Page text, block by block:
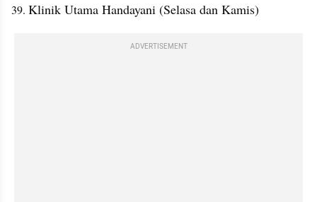
Klinik Utama Handayani (Selasa dan Kamis)
ADVERTISEMENT